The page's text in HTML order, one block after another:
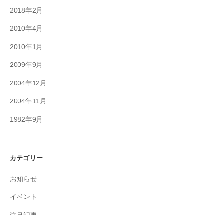
2018年2月
2010年4月
2010年1月
2009年9月
2004年12月
2004年11月
1982年9月
カテゴリー
お知らせ
イベント